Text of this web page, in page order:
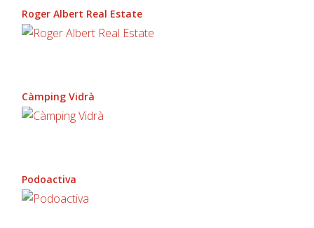
Roger Albert Real Estate
Càmping Vidrà
Podoactiva